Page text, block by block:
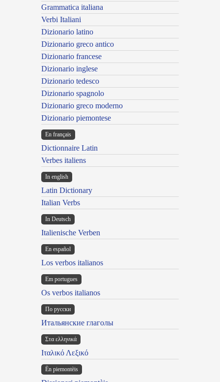
Grammatica italiana
Verbi Italiani
Dizionario latino
Dizionario greco antico
Dizionario francese
Dizionario inglese
Dizionario tedesco
Dizionario spagnolo
Dizionario greco moderno
Dizionario piemontese
En français
Dictionnaire Latin
Verbes italiens
In english
Latin Dictionary
Italian Verbs
In Deutsch
Italienische Verben
En español
Los verbos italianos
Em portugues
Os verbos italianos
По русски
Итальянские глаголы
Στα ελληνικά
Ιταλικό Λεξικό
Ën piemontèis